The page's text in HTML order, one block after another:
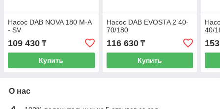
Насос DAB NOVA 180 M-A
- SV
109 430 ₸
Купить
Насос DAB EVOSTA 2 40-
70/180
116 630₸
Купить
40/
О нас